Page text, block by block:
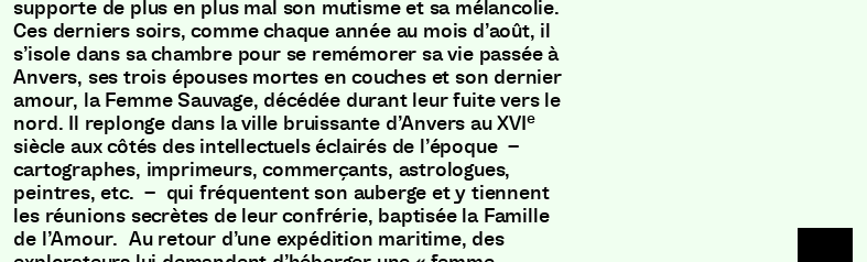
supporte de plus en plus mal son mutisme et sa mélancolie.
Ces derniers soirs, comme chaque année au mois d’août, il
s’isole dans sa chambre pour se remémorer sa vie passée à
Anvers, ses trois épouses mortes en couches et son dernier
amour, la Femme Sauvage, décédée durant leur fuite vers le
nord. Il replonge dans la ville bruissante d’Anvers au XVIe
siècle aux côtés des intellectuels éclairés de l’époque –
cartographes, imprimeurs, commerçants, astrologues,
peintres, etc. – qui fréquentent son auberge et y tiennent
les réunions secrètes de leur confrérie, baptisée la Famille
de l’Amour. Au retour d’une expédition maritime, des